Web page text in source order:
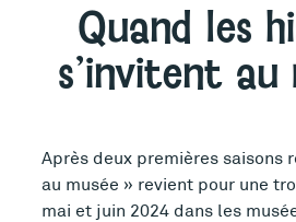
Quand les
s’invitent au
Après deux premières saisons
au musée » revient pour une
mai et juin 2024 dans les